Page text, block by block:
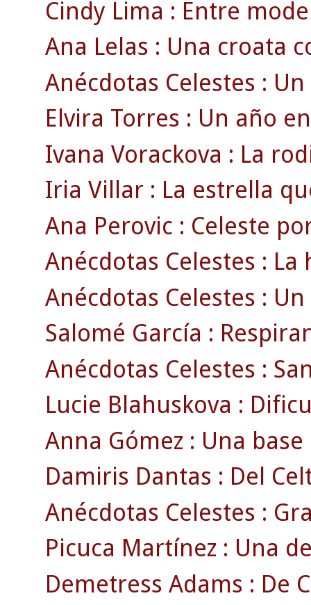
Cindy Lima : Entre
Ana Lelas : Una croata
Anécdotas Celestes :
Elvira Torres : Un año
Ivana Vorackova : La
Iria Villar : La estrella
Ana Perovic : Celeste
Anécdotas Celestes :
Anécdotas Celestes :
Salomé García :
Anécdotas Celestes :
Lucie Blahuskova :
Anna Gómez : Una
Damiris Dantas : Del
Anécdotas Celestes :
Picuca Martínez : Una
Demetress Adams : De